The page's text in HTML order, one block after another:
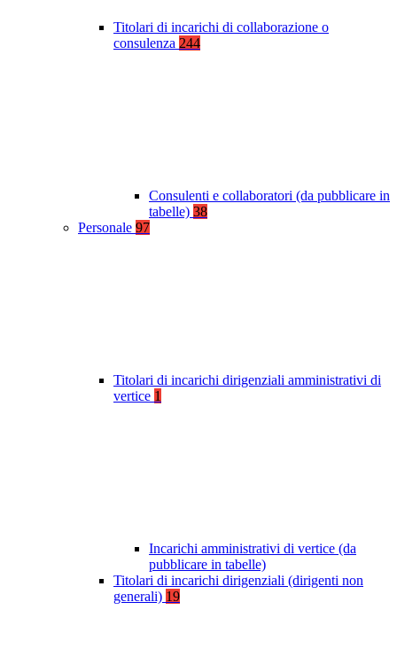
Titolari di incarichi di collaborazione o
consulenza 244
Consulenti e collaboratori (da pubblicare in
tabelle) 38
Personale 97
Titolari di incarichi dirigenziali amministrativi di
vertice 1
Incarichi amministrativi di vertice (da
pubblicare in tabelle)
Titolari di incarichi dirigenziali (dirigenti non
generali) 19